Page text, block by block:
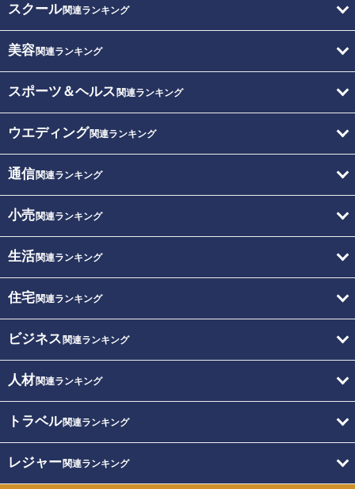
スクール関連ランキング
美容関連ランキング
スポーツ＆ヘルス 関連ランキング
ウエディング関連ランキング
通信関連ランキング
小売関連ランキング
生活関連ランキング
住宅関連ランキング
ビジネス 関連ランキング
人材関連ランキング
トラベル関連ランキング
レジャー関連ランキング